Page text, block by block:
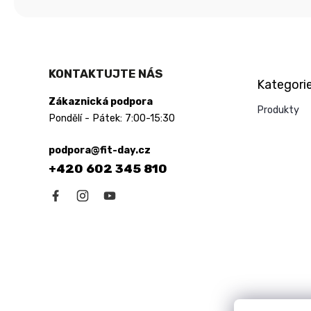
KONTAKTUJTE NÁS
Zákaznická podpora
Pondělí - Pátek: 7:00-15:30
podpora@fit-day.cz
+420 602 345 810
kategorie
Produkty